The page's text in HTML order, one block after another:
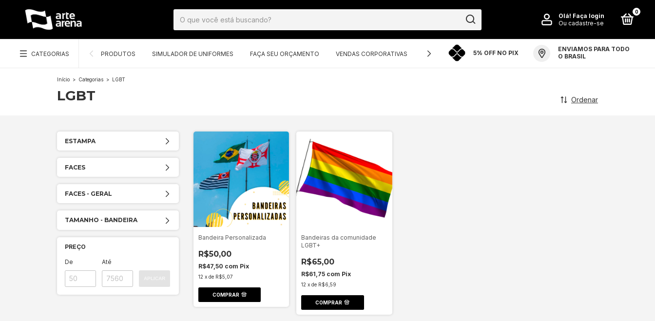
Olá! Faça login
Ou cadastre-se
0
CATEGORIAS PRODUTOS SIMULADOR DE UNIFORMES FAÇA SEU ORÇAMENTO VENDAS CORPORATIVAS GRUPO ARTE ARENA PERGUNTAS FREQUENTES
5% OFF NO PIX
ENVIAMOS PARA TODO
O BRASIL
Início > Categorias > LGBT
LGBT Ordenar
ESTAMPA
FACES
FACES - GERAL
TAMANHO - BANDEIRA
PREÇO
De Até
Bandeira Personalizada
R$50,00
R$47,50 com Pix
12 x de R$5,07
COMPRAR
Bandeiras da comunidade
LGBT+
R$65,00
R$61,75 com Pix
12 xde R$6,59
COMPRAR